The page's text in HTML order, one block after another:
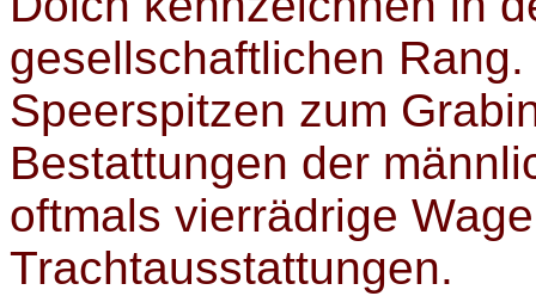
gesellschaftlichen
Speerspitzen zum
Bestattungen der
oftmals vierrädrige
Trachtausstattungen.